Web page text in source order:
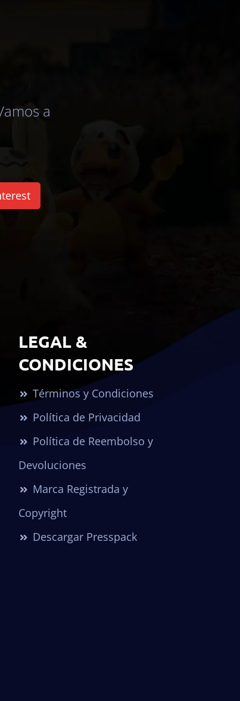
a
LEGAL &
CONDICIONES
Términos y Condiciones
Política de Privacidad
Política de Reembolso y
Devoluciones
Marca Registrada y
Copyright
Descargar Presspack